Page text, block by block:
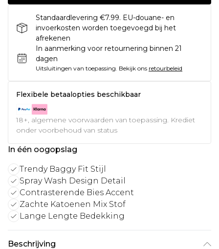
Standaardlevering €7.99. EU-douane- en
invoerkosten worden toegevoegd bij het
afrekenen
In aanmerking voor retournering binnen 21
dagen
Uitsluitingen van toepassing. Bekijk ons retourbeleid
Flexibele betaalopties beschikbaar
18+, algemene voorwaarden van toepassing. Krediet
onder voorbehoud van status
In één oogopslag
Trendy Baggy Fit Stijl
Spray Wash Design Detail
Contrasterende Bies Accent
Zachte Katoenen Mix Stof
Lange Lengte Bedekking
Beschrijving